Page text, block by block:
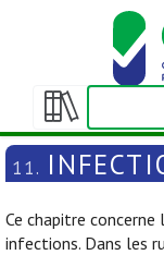
Afficher/
la
table
matières
11.
Ce chapitre
infections. Dans les